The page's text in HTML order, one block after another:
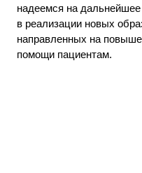
надеемся на
в реализации новых
направленных на
помощи пациентам.